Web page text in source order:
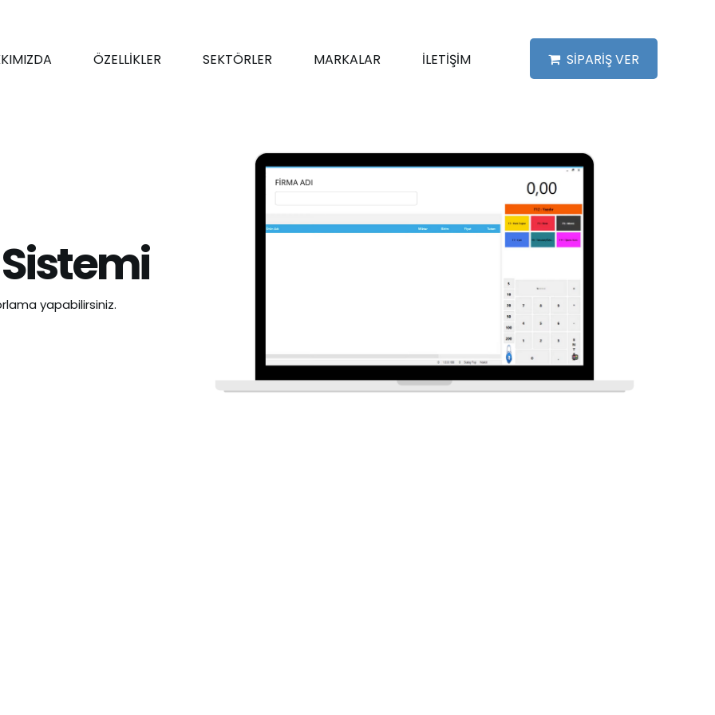
ÖZELLİKLER SEKTÖRLER MARKALAR İLETİŞİM SİPARİŞ VER
yapabilirsiniz.